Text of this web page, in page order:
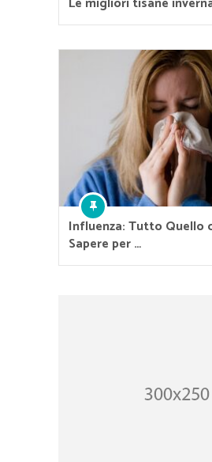
Influenza: Tutto Quello
Sapere per …